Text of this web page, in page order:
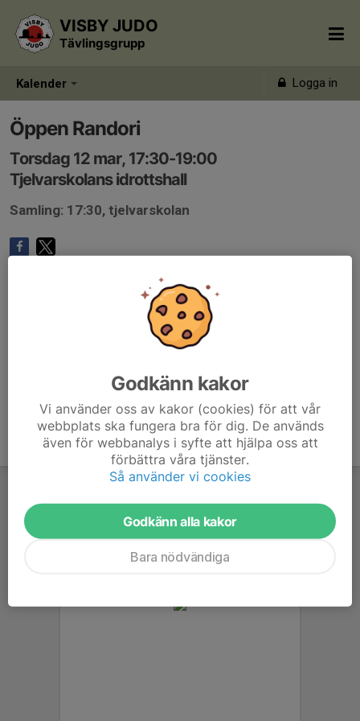
Kalender Logga in
VISBY JUDO
Tävlingsgrupp
Öppen Randori
Torsdag 12 mar, 17:30-19:00
Tjelvarskolans idrottshall
Samling: 17:30, tjelvarskolan
Godkänn kakor
Vi använder oss av kakor (cookies) för att vår
webbplats ska fungera bra för dig. De används
även för webbanalys i syfte att hjälpa oss att
förbättra våra tjänster.
Så använder vi cookies
Godkänn alla kakor
Bara nödvändiga